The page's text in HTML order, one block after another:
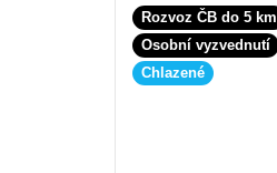
Rozvoz ČB do 5 km
Osobní vyzvednutí
Chlazené